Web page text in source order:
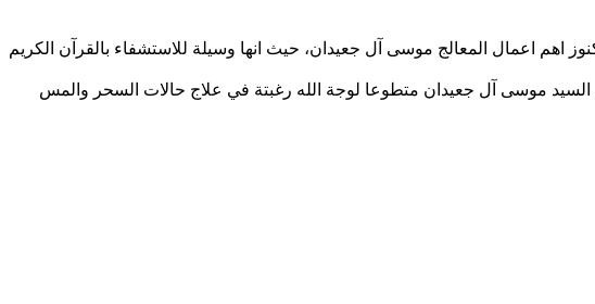
اهم اعمال المعالج موسى آل جعيدان، حيث انها وسيلة للاستشفاء بالقرآن الكريم
السيد موسى آل جعيدان متطوعا لوجة الله رغبتة في علاج حالات السحر والمس